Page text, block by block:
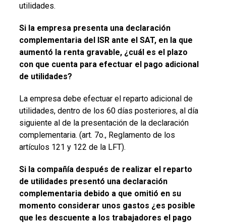
utilidades.
Si la empresa presenta una declaración
complementaria del ISR ante el SAT, en la que
aumentó la renta gravable, ¿cuál es el plazo
con que cuenta para efectuar el pago adicional
de utilidades?
La empresa debe efectuar el reparto adicional de
utilidades, dentro de los 60 días posteriores, al día
siguiente al de la presentación de la declaración
complementaria. (art. 7o., Reglamento de los
artículos 121 y 122 de la LFT).
Si la compañía después de realizar el reparto
de utilidades presentó una declaración
complementaria debido a que omitió en su
momento considerar unos gastos ¿es posible
que les descuente a los trabajadores el pago